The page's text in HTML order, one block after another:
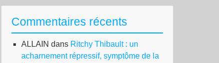
Commentaires récents
ALLAIN dans Ritchy Thibault : un
acharnement répressif, symptôme de la